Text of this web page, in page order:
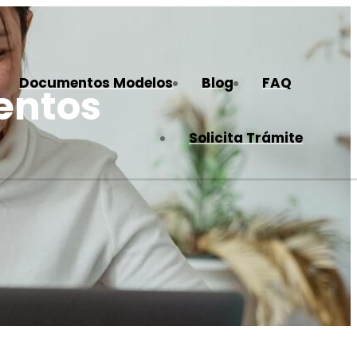
Documentos Modelos Blog FAQ
Solicita Trámite